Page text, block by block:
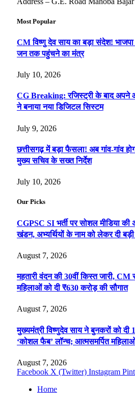
Most Popular
CM विष्णु देव साय का बड़ा संदेश! भाजपा
जन तक पहुंचने का मंत्र
July 10, 2026
CG Breaking: रजिस्ट्री के बाद अपने
ने बनाया नया डिजिटल सिस्टम
July 9, 2026
छत्तीसगढ़ में बड़ा फैसला! अब गांव-गांव
मुख्य सचिव के सख्त निर्देश
July 10, 2026
Our Picks
CGPSC SI भर्ती पर सोशल मीडिया
खंडन, अभ्यर्थियों के नाम को लेकर दी
August 7, 2026
महतारी वंदन की 30वीं किस्त जारी,
महिलाओं को दी ₹630 करोड़ की सौगात
August 7, 2026
मुख्यमंत्री विष्णुदेव साय ने बुनकरों को दी
‘कोशल फैब’ लॉन्च; आत्मसमर्पित
August 7, 2026
Facebook X (Twitter) Instagram
Home